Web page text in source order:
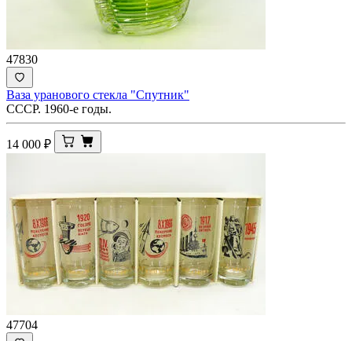
47830
Ваза уранового стекла "Спутник"
СССР. 1960-е годы.
14 000 ₽
47704